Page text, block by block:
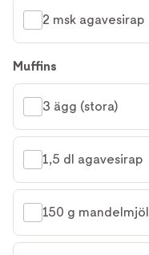
2 msk agavesirap
Muffins
3 ägg (stora)
1,5 dl agavesirap
150 g mandelmjöl